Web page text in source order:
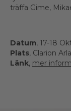
träffa Gime,
Datum, 17-18
Plats, Clarion
Länk, mer